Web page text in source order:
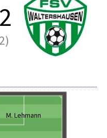
2
2)
M. Lehmann